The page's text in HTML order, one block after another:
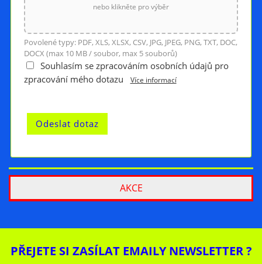
nebo klikněte pro výběr
Povolené typy: PDF, XLS, XLSX, CSV, JPG, JPEG, PNG, TXT, DOC,
DOCX (max 10 MB / soubor, max 5 souborů)
Souhlasím se zpracováním osobních údajů pro
zpracování mého dotazu
Více informací
AKCE
PŘEJETE SI ZASÍLAT EMAILY NEWSLETTER ?